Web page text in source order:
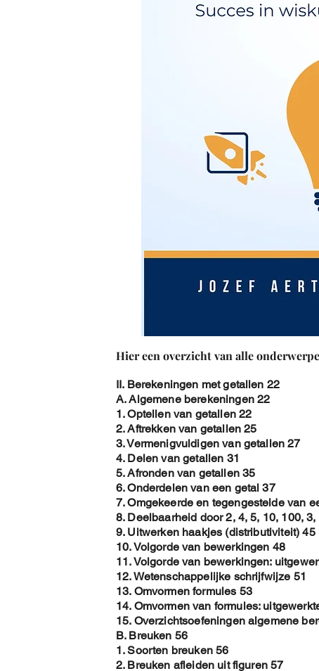
Hier een overzicht van alle
II. Berekeningen met getallen 22
A. Algemene berekeningen 22
1. Optellen van getallen 22
2. Aftrekken van getallen 25
3. Vermenigvuldigen van getallen 27
4. Delen van getallen 31
5. Afronden van getallen 35
6. Onderdelen van een getal 37
7. Omgekeerde en tegengestelde van
8. Deelbaarheid door 2, 4, 5, 10, 100,
9. Uitwerken haakjes (distributiviteit) 45
10. Volgorde van bewerkingen 48
11. Volgorde van bewerkingen:
12. Wetenschappelijke schrijfwijze 51
13. Omvormen formules 53
14. Omvormen van formules:
15. Overzichtsoefeningen algemene
B. Breuken 56
1. Soorten breuken 56
2. Breuken afleiden uit figuren 57